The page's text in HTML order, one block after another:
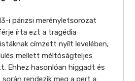
i párizsi merényletsorozat
írta ezt a tragédia
címzett nyílt levelében,
mellett méltóságteljes
Ehhez hasonlóan higgadt és
rendezik meg a pert a